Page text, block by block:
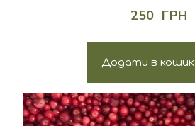
250  ГРН
Додати в кошик